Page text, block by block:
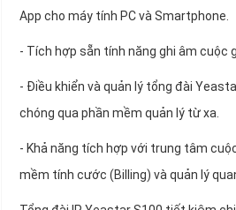
App cho máy tính PC và Smartphone.
- Tích hợp sẵn tính năng ghi âm cuộc
- Điều khiển và quản lý tổng đài
chóng qua phần mềm quản lý từ xa.
- Khả năng tích hợp với trung tâm
mềm tính cước (Billing) và quản lý